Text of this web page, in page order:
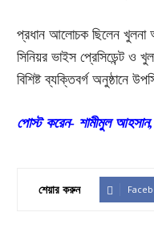
প্রধান আলোচক ছিলেন খুলনা
সিনিয়র ভাইস প্রেসিডেন্ট ও
বিশিষ্ট ব্যক্তিবর্গ অনুষ্ঠানে
পোস্ট করেন- শামীমুল
শেয়ার করুন